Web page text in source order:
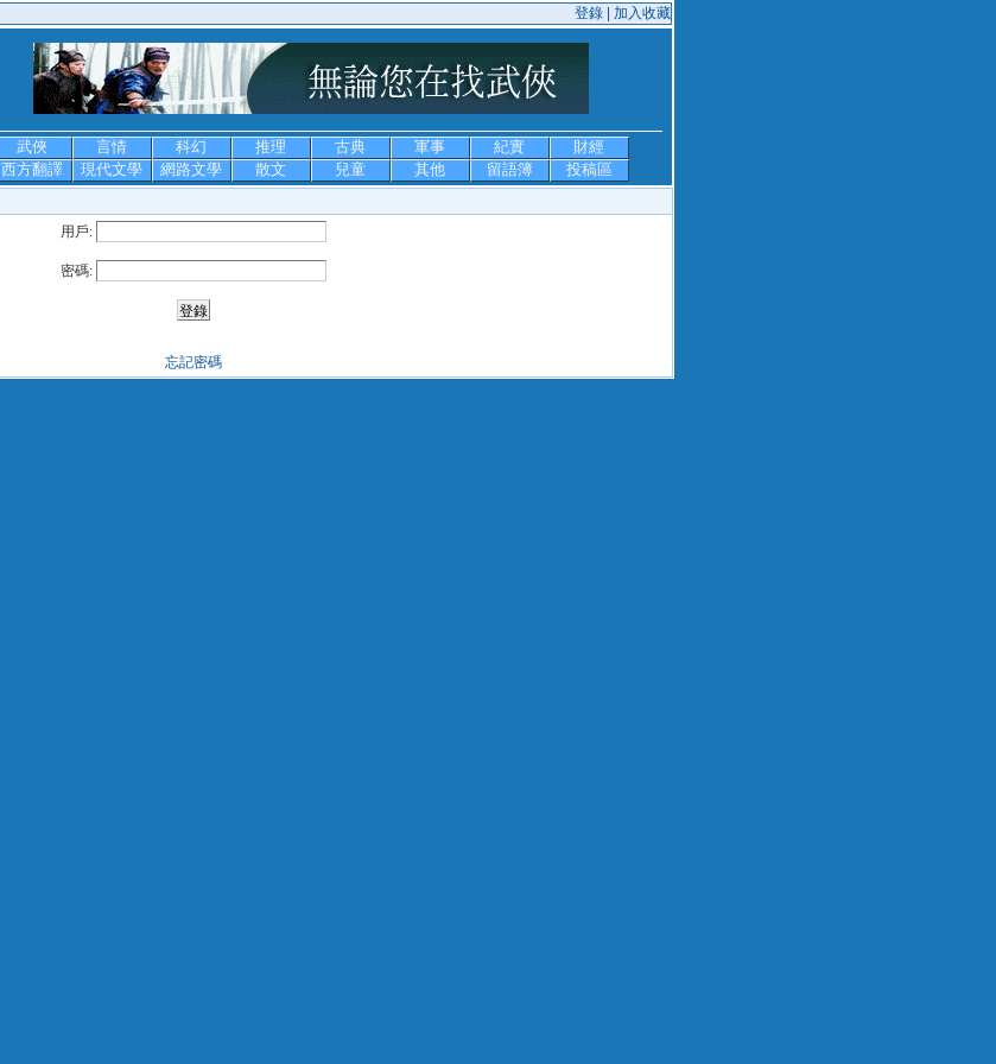
登錄 | 加入收藏
武俠 言情 科幻 推理 古典 軍事 紀實
財經
西方翻譯
現代文學 網路文學 散文 兒童 其他 留語簿 投稿區
用戶:
密碼:
忘記密碼